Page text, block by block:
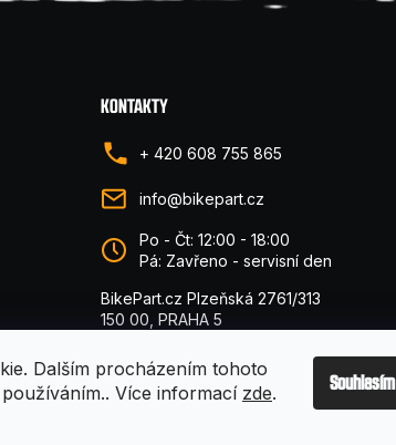
Dalším procházením tohoto
Více informací zde. Souhlasím
KONTAKTY
+ 420 608 755 865
info@bikepart.cz
Po - Čt: 12:00 - 18:00
Pá: Zavřeno - servisní den
BikePart.cz Plzeňská 2761/313
150 00, PRAHA 5